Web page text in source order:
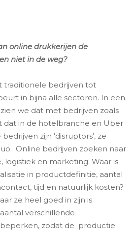
online drukkerijen de
niet in de weg?
traditionele bedrijven tot
in bijna alle sectoren. In een
we dat met bedrijven zoals
dat in de hotelbranche en Uber
zijn ‘disruptors’, ze
Online bedrijven zoeken naar
logistiek en marketing. Waar is
in productdefinitie, aantal
tijd en natuurlijk kosten?
ze heel goed in zijn is
verschillende
zodat de productie